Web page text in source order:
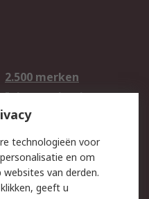
2.500 merken
Inkoopoplossingen
Technisch advies
technologieën voor
en om
van derden.
geeft u